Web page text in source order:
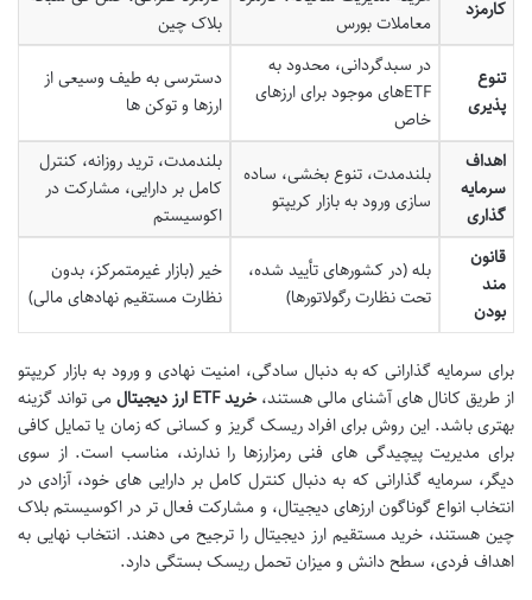
کارمزد
معاملات بورس
بلاک چین
تنوع
پذیری
در سبدگردانی، محدود به
ETFهای موجود برای ارزهای
خاص
دسترسی به طیف وسیعی از
ارزها و توکن ها
اهداف
سرمایه
گذاری
بلندمدت، تنوع بخشی، ساده
سازی ورود به بازار کریپتو
بلندمدت، ترید روزانه، کنترل
کامل بر دارایی، مشارکت در
اکوسیستم
قانون
مند
بودن
بله (در کشورهای تأیید شده،
تحت نظارت رگولاتورها)
خیر (بازار غیرمتمرکز، بدون
نظارت مستقیم نهادهای مالی)
برای سرمایه گذارانی که به دنبال سادگی، امنیت نهادی و ورود به بازار کریپتو
از طریق کانال های آشنای مالی هستند، خرید ETF ارز دیجیتال
می تواند گزینه
بهتری باشد. این روش برای افراد ریسک گریز و کسانی که زمان یا تمایل کافی
برای مدیریت پیچیدگی های فنی رمزارزها را ندارند، مناسب است. از سوی
دیگر، سرمایه گذارانی که به دنبال کنترل کامل بر دارایی های خود، آزادی در
انتخاب انواع گوناگون ارزهای دیجیتال، و مشارکت فعال تر در اکوسیستم بلاک
چین هستند، خرید مستقیم ارز دیجیتال را ترجیح می دهند. انتخاب نهایی به
اهداف فردی، سطح دانش و میزان تحمل ریسک بستگی دارد.